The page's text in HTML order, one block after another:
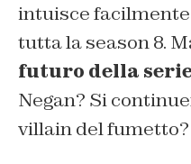
intuisce
tutta la season 8.
futuro della
Negan? Si
villain del fumetto?